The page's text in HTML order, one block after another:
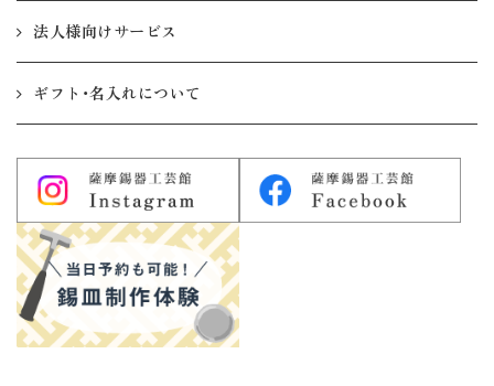
法人様向けサービス
ギフト・名入れについて